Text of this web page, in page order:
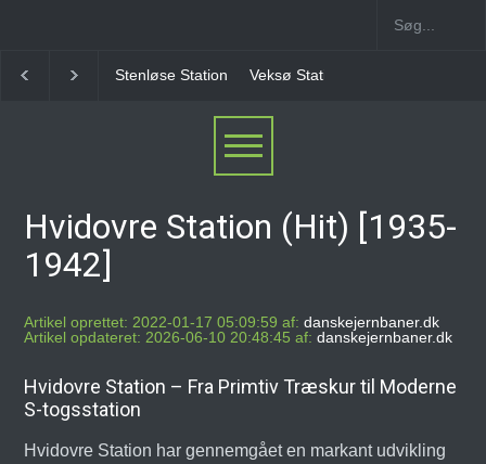
Stenløse Station Veksø Station
Hvidovre Station (Hit) [1935-
1942]
Artikel oprettet: 2022-01-17 05:09:59 af: danskejernbaner.dk
Artikel opdateret: 2026-06-10 20:48:45 af: danskejernbaner.dk
Hvidovre Station – Fra Primtiv Træskur til Moderne
S-togsstation
Hvidovre Station har gennemgået en markant udvikling